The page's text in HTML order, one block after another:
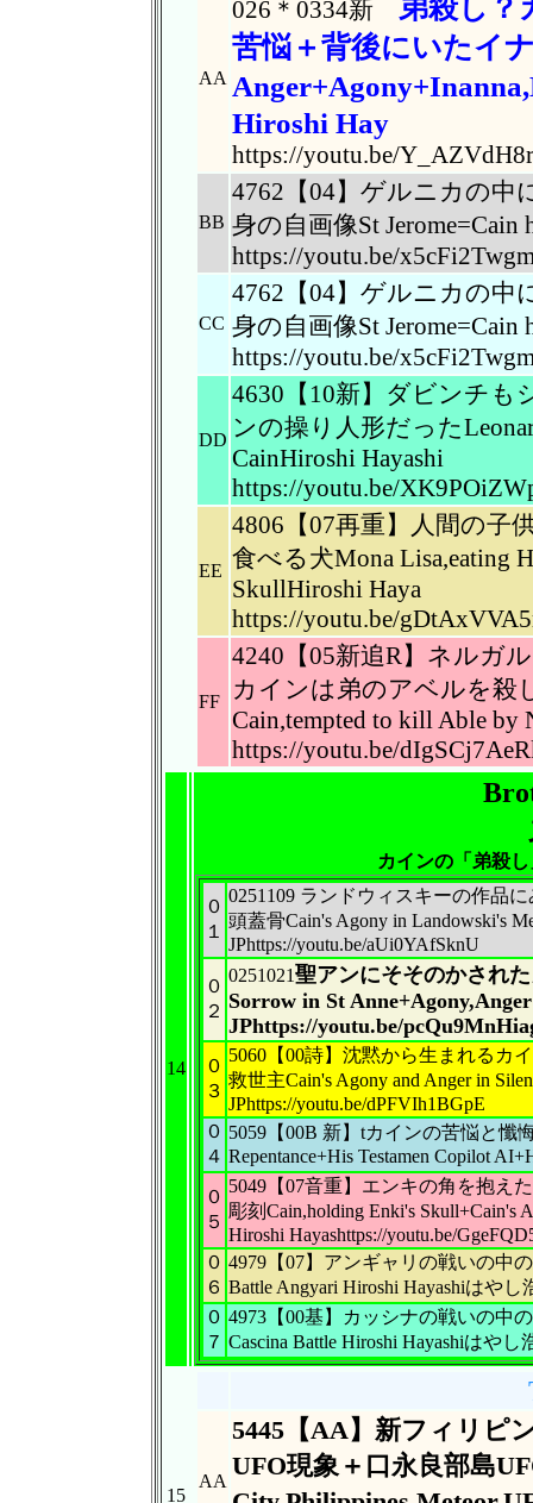
AA
026＊0334新 弟殺し？
苦悩＋背後にいたイ
Hiroshi Hay
https://youtu.be/
BB
4762【04】ゲルニカの中
身の自画像St
https://youtu.be/
CC
4762【04】ゲルニカの中
身の自画像St
https://youtu.be/
DD
4630【10新】ダビンチ
ンの操り人形だった
CainHiroshi Hayashi
https://youtu.be/
EE
4806【07再重】人間の子
食べる犬Mona Lisa,eating
SkullHiroshi Haya
https://youtu.be/
FF
4240【05新追R】ネルガ
カインは弟のアベルを殺
Cain,tempted to kill Able by
https://youtu.be/
14
カインの「弟殺
０
１
0251109 ランドウィスキーの作品
頭蓋骨Cain's Agony in Landowski's
JPhttps://youtu.be/aUi0YAfSknU
０
２
0251021聖アンにそそのかされ
Sorrow in St
JPhttps://youtu.be/
０
３
5060【00詩】沈黙から生まれるカ
救世主Cain's Agony and Anger in
JPhttps://youtu.be/dPFVIh1BGpE
０
４
5059【00B 新】tカインの苦悩と懺
Repentance+His Testamen Copilot
０
５
5049【07音重】エンキの角を抱え
彫刻Cain,holding Enki's Skull+Cain's
Hiroshi Hayashttps://youtu.be/
０
６
4979【07】アンギャリの戦いの中
Battle Angyari Hiroshi Hayashiはやし
０
７
4973【00基】カッシナの戦いの中
Cascina Battle Hiroshi Hayashiはやし
15
AA
5445【AA】新フィリピ
UFO現象＋口永良部島